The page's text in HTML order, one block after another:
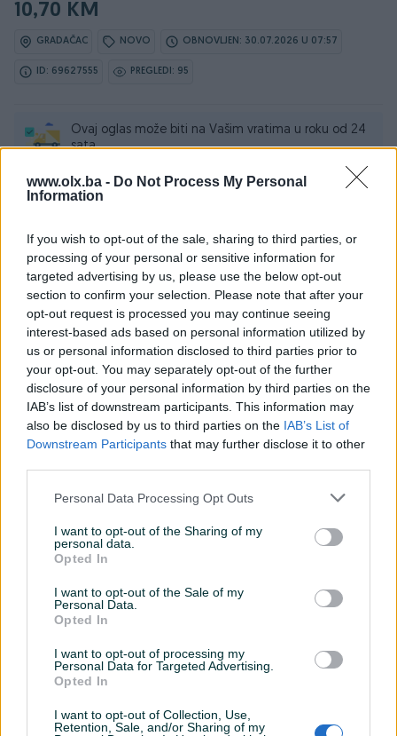
www.olx.ba - Do Not Process My Personal
Information
If you wish to opt-out of the sale, sharing to third parties, or
processing of your personal or sensitive information for
targeted advertising by us, please use the below opt-out
section to confirm your selection. Please note that after your
opt-out request is processed you may continue seeing
interest-based ads based on personal information utilized by
us or personal information disclosed to third parties prior to
your opt-out. You may separately opt-out of the further
disclosure of your personal information by third parties on the
IAB’s list of downstream participants. This information may
also be disclosed by us to third parties on the IAB’s List of
Downstream Participants that may further disclose it to other
Personal Data Processing Opt Outs
I want to opt-out of the Sharing of my
personal data.
Opted In
I want to opt-out of the Sale of my
Personal Data.
Opted In
I want to opt-out of processing my
Personal Data for Targeted Advertising.
Opted In
I want to opt-out of Collection, Use,
Retention, Sale, and/or Sharing of my
10,70 KM
GRADAČAC NOVO OBNOVLJEN: 30.07.2026 U 07:57
ID: 69627555 PREGLEDI: 95
Ovaj oglas može biti na Vašim vratima u roku od 24
sata
Naruči
Osobine
Proizvođač Bosch
Namjena Drvo
Snaga (kW) 0
Datum objave 28.07.2025
Detaljni opis
Sve što vam je potrebno – na jednom mjestu. Brzo,
100% sigurna kupovina– kliknite ovdje za više
informacija o ovom proizvodu i brzu narudžbu
Ovlašteni BOSCH Uvoznik i Distributer - Snaga
T 101 BR Clean for Wood list ubodne pile
idealan je za